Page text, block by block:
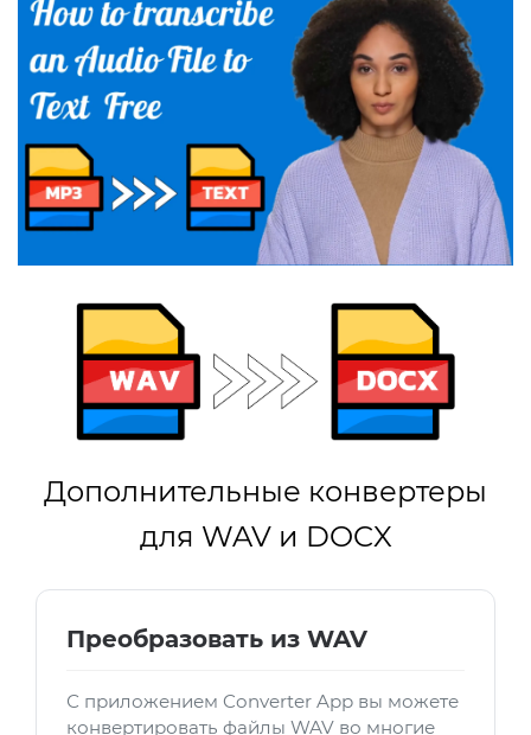
Дополнительные конвертеры
для WAV и DOCX
Преобразовать из WAV
С приложением Converter App вы можете
конвертировать файлы WAV во многие